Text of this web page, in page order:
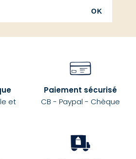
OK
et
Paiement sécurisé
CB - Paypal - Chèque